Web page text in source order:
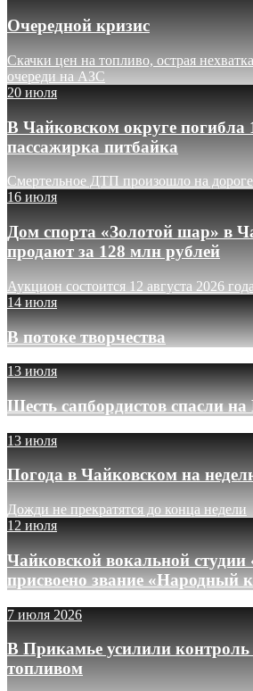
Очередной кризис
Скачки цен на топливо, острая
очереди на АЗС
20 июля
В Чайковском округе погибла
пассажирка питбайка
Смертельное ДТП произошло на
16 июля
Дом спорта «Золотой шар» в
продают за 128 млн рублей
Аукцион состоится 12 августа 2026 года
14 июля
В потоке творчества
13 июля
Шесть сапбордистов спасли
13 июля
Погода в Чайковском на
Дожди не прекратятся до конца недели
12 июля
Чайковской вокальной студии
присвоено звание «Народный
7 июля 2026
В Прикамье усилили контроль
топливом